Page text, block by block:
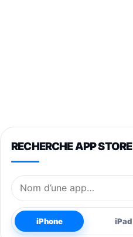
RECHERCHE APP STORE
Nom de l’application
iPhone iPad